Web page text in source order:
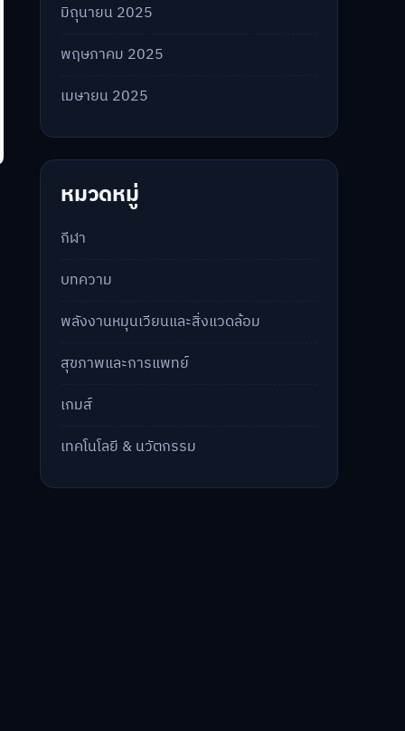
มิถุนายน 2025
พฤษภาคม 2025
เมษายน 2025
หมวดหมู่
กีฬา
บทความ
พลังงานหมุนเวียนและสิ่งแวดล้อม
สุขภาพและการแพทย์
เกมส์
เทคโนโลยี & นวัตกรรม